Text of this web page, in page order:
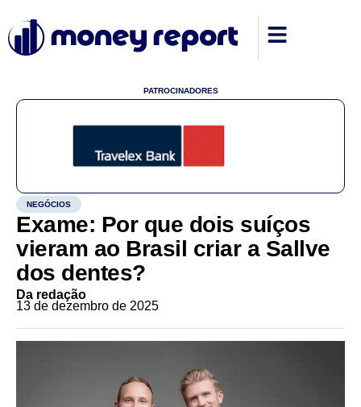
PATROCINADORES
NEGÓCIOS
Exame: Por que dois suíços
vieram ao Brasil criar a Sallve
dos dentes?
Da redação
13 de dezembro de 2025